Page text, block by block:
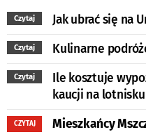
Czytaj Jak ubrać się na
Czytaj Kulinarne
Czytaj
Ile kosztuje
kaucji na
CZYTAJ
Mieszkańcy